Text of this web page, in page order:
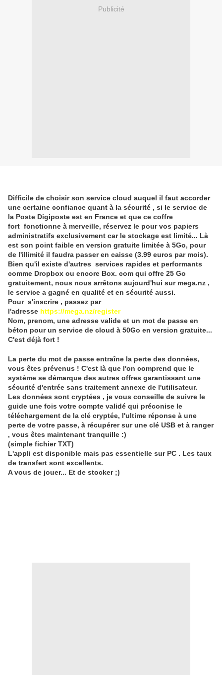
Publicité
Difficile de choisir son service cloud auquel il faut accorder
une certaine confiance quant à la sécurité , si le service de
la Poste Digiposte est en France et que ce coffre
fort fonctionne à merveille, réservez le pour vos papiers
administratifs exclusivement car le stockage est limité... Là
est son point faible en version gratuite limitée à 5Go, pour
de l'illimité il faudra passer en caisse (3.99 euros par mois).
Bien qu'il existe d'autres services rapides et performants
comme Dropbox ou encore Box. com qui offre 25 Go
gratuitement, nous nous arrêtons aujourd'hui sur mega.nz ,
le service a gagné en qualité et en sécurité aussi.
Pour s'inscrire , passez par
l'adresse https://mega.nz/register
Nom, prenom, une adresse valide et un mot de passe en
béton pour un service de cloud à 50Go en version gratuite...
C'est déjà fort !
La perte du mot de passe entraîne la perte des données,
vous êtes prévenus ! C'est là que l'on comprend que le
système se démarque des autres offres garantissant une
sécurité d'entrée sans traitement annexe de l'utilisateur.
Les données sont cryptées , je vous conseille de suivre le
guide une fois votre compte validé qui préconise le
téléchargement de la clé cryptée, l'ultime réponse à une
perte de votre passe, à récupérer sur une clé USB et à ranger
, vous êtes maintenant tranquille :)
(simple fichier TXT)
L'appli est disponible mais pas essentielle sur PC . Les taux
de transfert sont excellents.
A vous de jouer... Et de stocker ;)